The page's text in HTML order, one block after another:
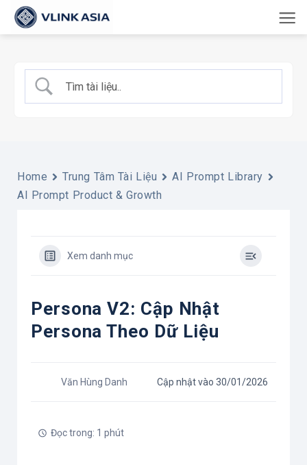
qua
dung
Home Trung Tâm Tài Liệu
AI Prompt Library
AI Prompt Product & Growth
Xem danh mục
Persona V2: Cập Nhật
Persona Theo Dữ Liệu
Văn Hùng Danh Cập nhật vào 30/01/2026
Đọc trong: 1 phút